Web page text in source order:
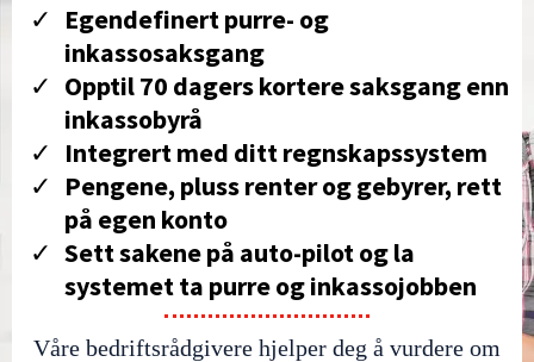
Egendefinert purre- og
inkassosaksgang
Opptil 70 dagers kortere saksgang enn
inkassobyrå
Integrert med ditt regnskapssystem
Pengene, pluss renter og gebyrer, rett
på egen konto
​Sett sakene på auto-pilot og la
systemet ta purre og inkassojobben
Våre bedriftsrådgivere hjelper deg å vurdere om